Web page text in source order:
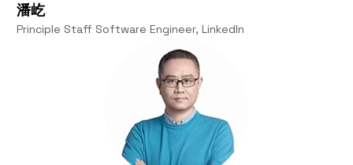
潘屹
Principle Staff Software Engineer, LinkedIn